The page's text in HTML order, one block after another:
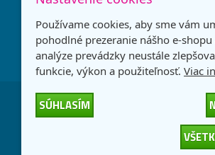
Používame cookies, aby sme vám
pohodlné prezeranie nášho e-shopu
analýze prevádzky neustále
funkcie, výkon a použiteľnosť. Viac
SÚHLASÍM